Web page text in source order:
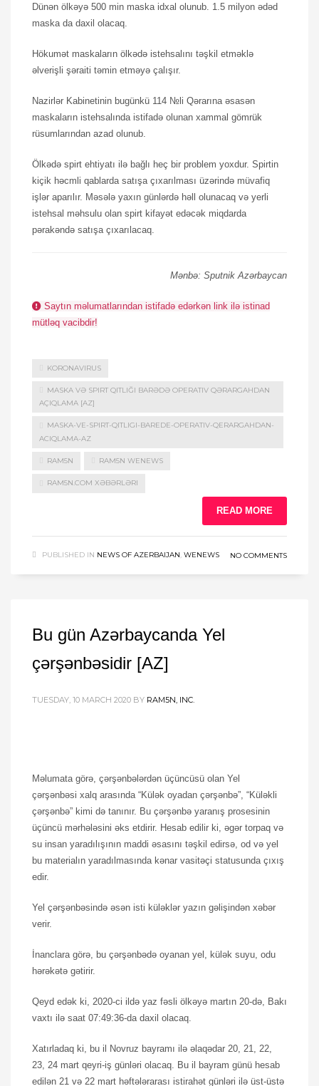
Dünən ölkəyə 500 min maska idxal olunub. 1.5 milyon ədəd
maska da daxil olacaq.
Hökumət maskaların ölkədə istehsalını təşkil etməklə
əlverişli şəraiti təmin etməyə çalışır.
Nazirlər Kabinetinin bugünkü 114 №li Qərarına əsasən
maskaların istehsalında istifadə olunan xammal gömrük
rüsumlarından azad olunub.
Ölkədə spirt ehtiyatı ilə bağlı heç bir problem yoxdur. Spirtin
kiçik həcmli qablarda satışa çıxarılması üzərində müvafiq
işlər aparılır. Məsələ yaxın günlərdə həll olunacaq və yerli
istehsal məhsulu olan spirt kifayət edəcək miqdarda
pərakəndə satışa çıxarılacaq.
Mənbə: Sputnik Azərbaycan
Saytın məlumatlarından istifadə edərkən link ilə istinad
mütləq vacibdir!
KORONAVIRUS
MASKA VƏ SPIRT QITLIĞI BARƏDƏ OPERATIV QƏRARGAHDAN
AÇIQLAMA [AZ]
MASKA-VE-SPIRT-QITLIGI-BAREDE-OPERATIV-QERARGAHDAN-
ACIQLAMA-AZ
RAM5N RAM5N WENEWS
RAM5N.COM XƏBƏRLƏRI
READ MORE
PUBLISHED IN NEWS OF AZERBAIJAN WENEWS NO COMMENTS
Bu gün Azərbaycanda Yel
çərşənbəsidir [AZ]
TUESDAY, 10 MARCH 2020 BY RAM5N, INC.
Məlumata görə, çərşənbələrdən üçüncüsü olan Yel
çərşənbəsi xalq arasında “Külək oyadan çərşənbə”, “Küləkli
çərşənbə” kimi də tanınır. Bu çərşənbə yaranış prosesinin
üçüncü mərhələsini əks etdirir. Hesab edilir ki, əgər torpaq və
su insan yaradılışının maddi əsasını təşkil edirsə, od və yel
bu materialın yaradılmasında kənar vasitəçi statusunda çıxış
edir.
Yel çərşənbəsində əsən isti küləklər yazın gəlişindən xəbər
verir.
İnanclara görə, bu çərşənbədə oyanan yel, külək suyu, odu
hərəkətə gətirir.
Qeyd edək ki, 2020-ci ildə yaz fəsli ölkəyə martın 20-də, Bakı
vaxtı ilə saat 07:49:36-da daxil olacaq.
Xatırladaq ki, bu il Novruz bayramı ilə əlaqədar 20, 21, 22,
23, 24 mart qeyri-iş günləri olacaq. Bu il bayram günü hesab
edilən 21 və 22 mart həftələrarası istirahət günləri ilə üst-üstə